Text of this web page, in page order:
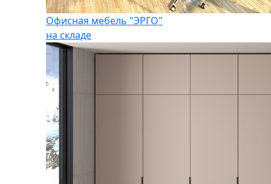
Офисная мебель "ЭРГО"
на складе